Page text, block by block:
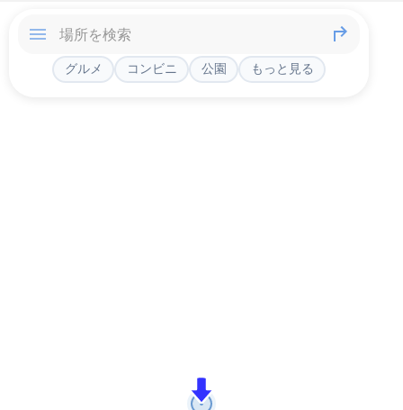
グルメ コンビニ 公園 もっと見る